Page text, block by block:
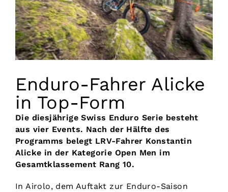
Vorstand
Kontakt
Enduro-Fahrer Alicke
in Top-Form
Die diesjährige Swiss Enduro Serie besteht
aus vier Events. Nach der Hälfte des
Programms belegt LRV-Fahrer Konstantin
Alicke in der Kategorie Open Men im
Gesamtklassement Rang 10.
In Airolo, dem Auftakt zur Enduro-Saison